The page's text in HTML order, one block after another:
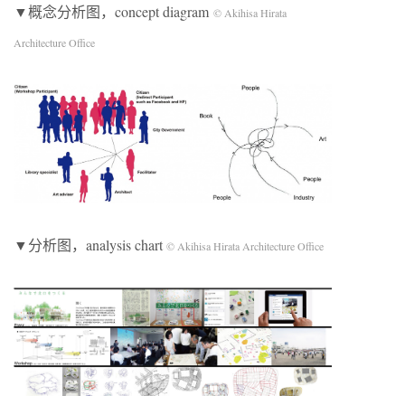
▼概念分析图，concept diagram © Akihisa Hirata
Architecture Office
▼分析图，analysis chart © Akihisa Hirata Architecture Office